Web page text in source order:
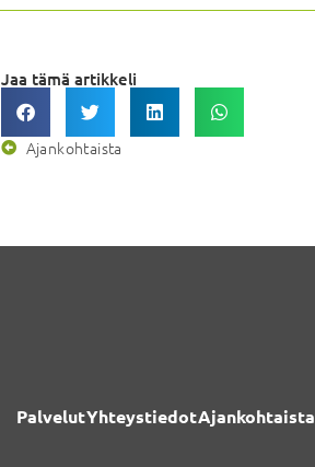
Jaa tämä artikkeli
Ajankohtaista
PalvelutYhteystiedotAjankohtaista